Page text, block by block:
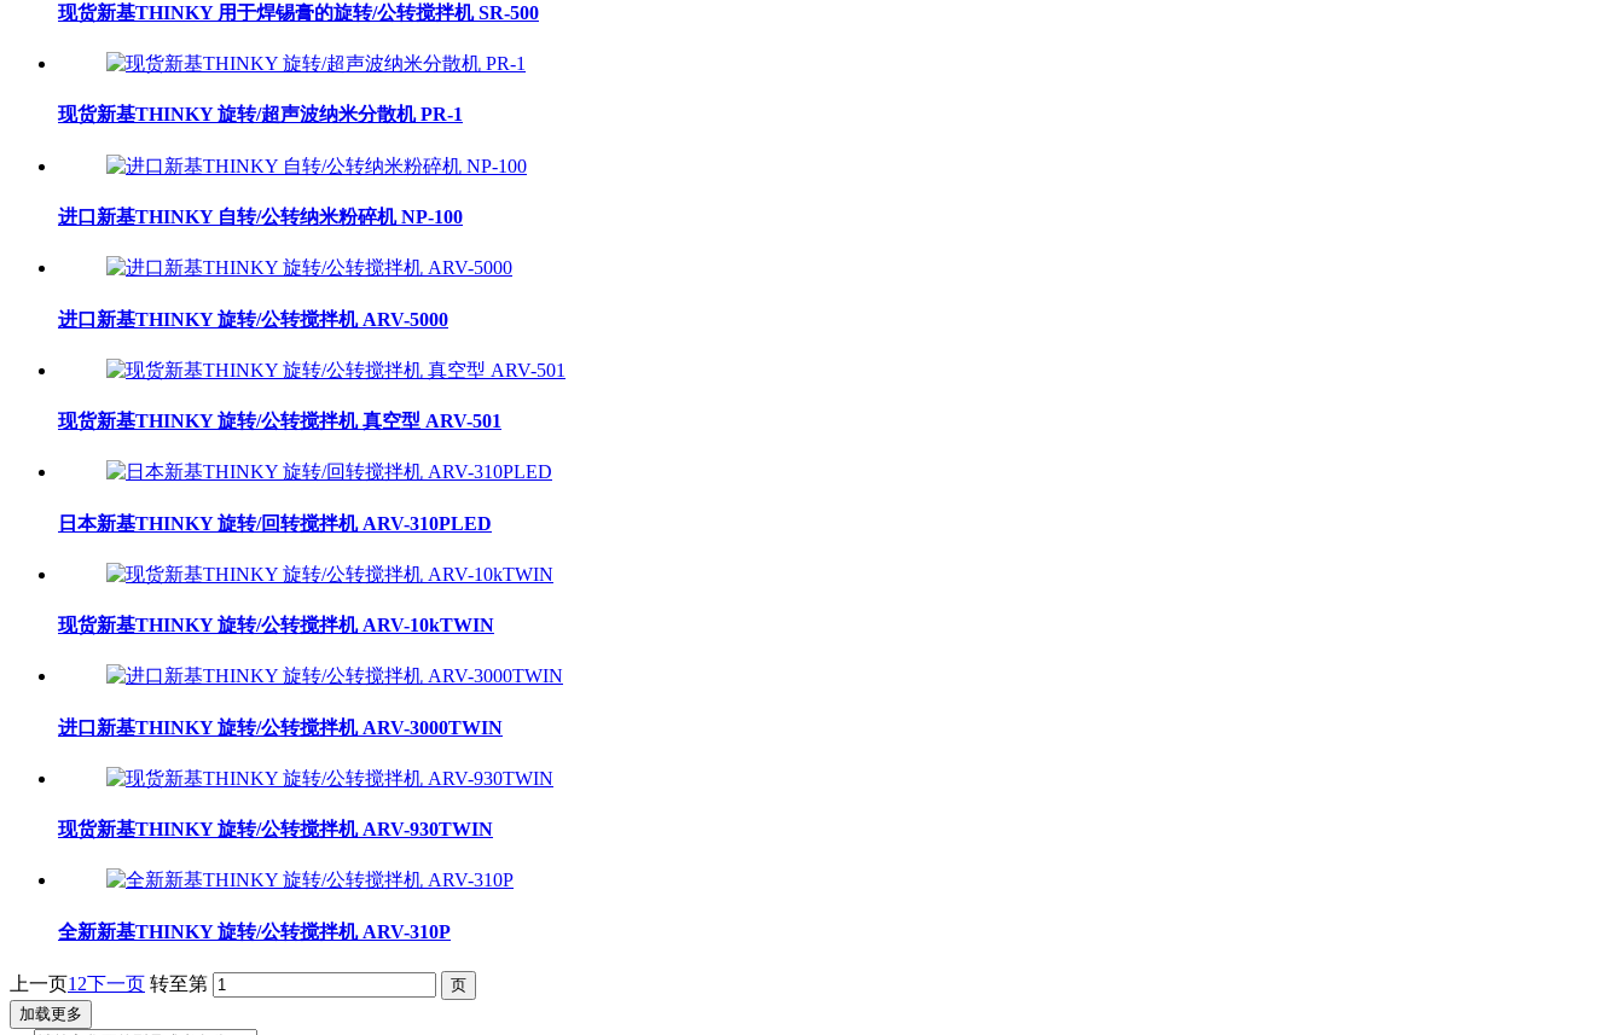
现货新基THINKY 用于焊锡膏的旋转/公转搅拌机 SR-500
现货新基THINKY 旋转/超声波纳米分散机 PR-1
进口新基THINKY 自转/公转纳米粉碎机 NP-100
进口新基THINKY 旋转/公转搅拌机 ARV-5000
现货新基THINKY 旋转/公转搅拌机 真空型 ARV-501
日本新基THINKY 旋转/回转搅拌机 ARV-310PLED
现货新基THINKY 旋转/公转搅拌机 ARV-10kTWIN
进口新基THINKY 旋转/公转搅拌机 ARV-3000TWIN
现货新基THINKY 旋转/公转搅拌机 ARV-930TWIN
全新新基THINKY 旋转/公转搅拌机 ARV-310P
上一页1 2下一页 转至第
加载更多